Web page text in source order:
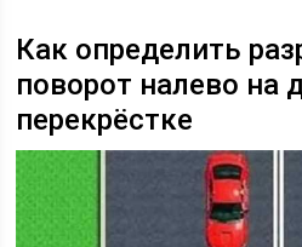
Как определить
поворот налево на
перекрёстке